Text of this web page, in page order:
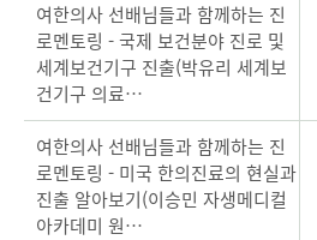
여한의사 선배님들과 함께하는 진
로멘토링 - 국제 보건분야 진로 및
세계보건기구 진출(박유리 세계보
건기구 의료…
여한의사 선배님들과 함께하는 진
로멘토링 - 미국 한의진료의 현실과
진출 알아보기(이승민 자생메디컬
아카데미 원…